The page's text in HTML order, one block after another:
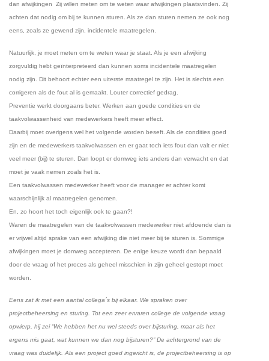
dan afwijkingen
Zij willen meten om te weten waar afwijkingen plaatsvinden. Zij
achten dat nodig om bij te kunnen sturen. Als ze dan sturen nemen ze ook nog
eens, zoals ze gewend zijn, incidentele maatregelen.
Natuurlijk, je moet meten om te weten waar je staat. Als je een afwijking
zorgvuldig hebt geïnterpreteerd dan kunnen soms incidentele maatregelen
nodig zijn. Dit behoort echter een uiterste maatregel te zijn. Het is slechts een
corrigeren als de fout al is gemaakt. Louter correctief gedrag.
Preventie werkt doorgaans beter. Werken aan goede condities en de
taakvolwassenheid van medewerkers heeft meer effect.
Daarbij moet overigens wel het volgende worden beseft. Als de condities goed
zijn en de medewerkers taakvolwassen en er gaat toch iets fout dan valt er niet
veel meer (bij) te sturen. Dan loopt er domweg iets anders dan verwacht en dat
moet je vaak nemen zoals het is.
Een taakvolwassen medewerker heeft voor de manager er achter komt
waarschijnlijk al maatregelen genomen.
En, zo hoort het toch eigenlijk ook te gaan?!
Waren de maatregelen van de taakvolwassen medewerker niet afdoende dan is
er vrijwel altijd sprake van een afwijking die niet meer bij te sturen is. Sommige
afwijkingen moet je domweg accepteren. De enige keuze wordt dan bepaald
door de vraag of het proces als geheel misschien in zijn geheel gestopt moet
worden.
Eens zat ik met een aantal collega´s bij elkaar. We spraken over
projectbeheersing en sturing. Tot een zeer ervaren college de volgende vraag
opwierp, hij zei “We hebben het nu wel steeds over bijsturing, maar als het
ergens mis gaat, wat kunnen we dan nog bijsturen?” De achtergrond van de
vraag was duidelijk. Als een project goed ingericht is, de projectbeheersing is op